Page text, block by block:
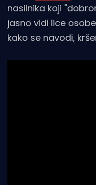
nasilnika koji
jasno vidi lice
kako se navodi,